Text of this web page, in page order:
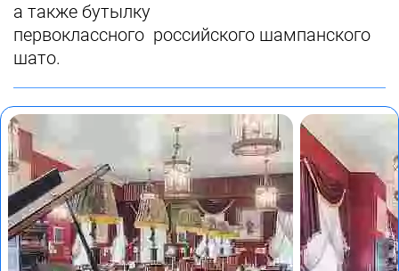
а также бутылку
первоклассного российского шампанского
шато.